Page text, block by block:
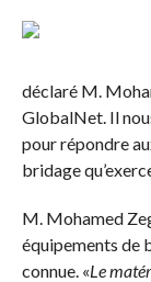
déclaré M.
GlobalNet. Il
pour répondre
bridage
M. Mohamed
équipements de
connue. «Le